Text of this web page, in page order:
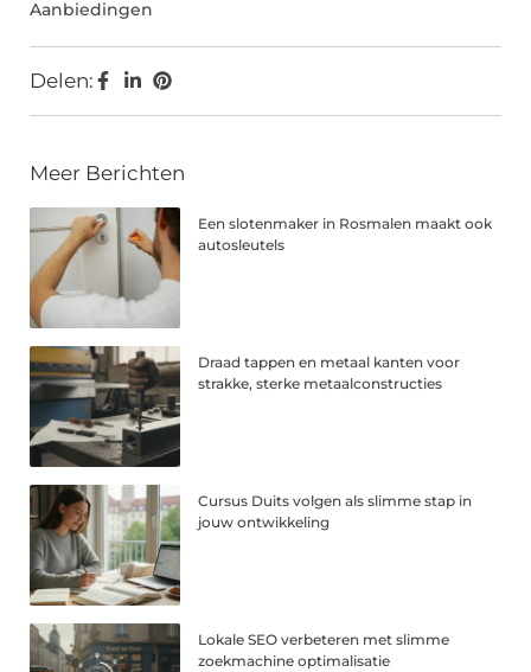
Aanbiedingen
Delen:
Meer Berichten
Een slotenmaker in Rosmalen maakt ook
autosleutels
Draad tappen en metaal kanten voor
strakke, sterke metaalconstructies
Cursus Duits volgen als slimme stap in
jouw ontwikkeling
Lokale SEO verbeteren met slimme
zoekmachine optimalisatie